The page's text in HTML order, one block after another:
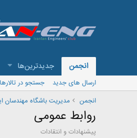
انجمن جدیدترین‌ها
ارسال های جدید
جستجو در تالارها
انجمن
مدیریت باشگاه مهندسان
روابط عمومی
پیشنهادات و انتقادات